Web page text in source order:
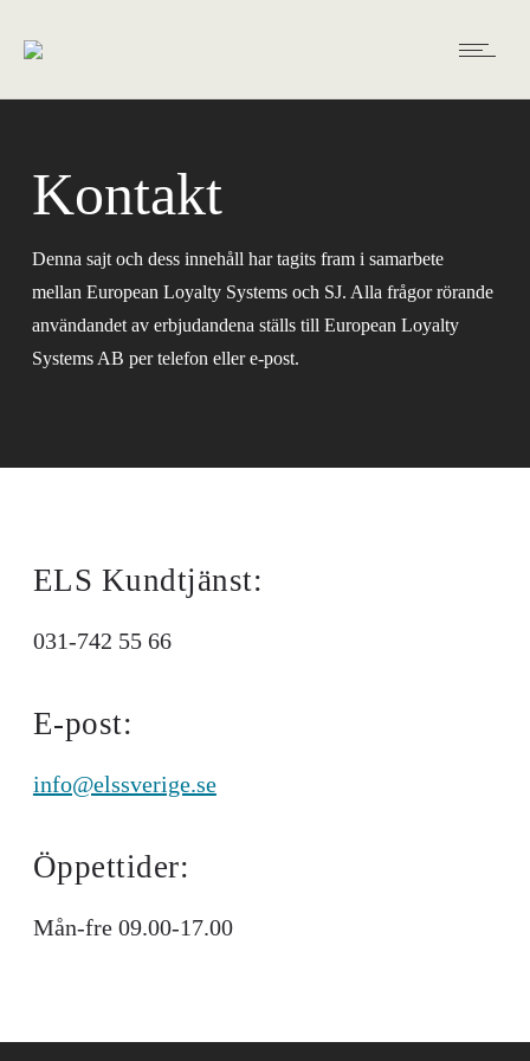
Kontakt
Denna sajt och dess innehåll har tagits fram i samarbete
mellan European Loyalty Systems och SJ. Alla frågor rörande
användandet av erbjudandena ställs till European Loyalty
Systems AB per telefon eller e-post.
ELS Kundtjänst:
031​-742​ 55 66
E-post:
info@elssverige.se
Öppettider:
Mån-fre 09.00-17.00